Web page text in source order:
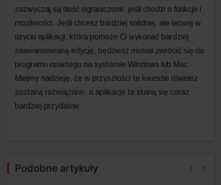
zazwyczaj są dość ograniczone, jeśli chodzi o funkcje i
możliwości. Jeśli chcesz bardziej solidnej, ale łatwej w
użyciu aplikacji, która pomoże Ci wykonać bardziej
zaawansowaną edycję, będziesz musiał zwrócić się do
programu opartego na systemie Windows lub Mac.
Miejmy nadzieję, że w przyszłości te kwestie również
zostaną rozwiązane, a aplikacje te staną się coraz
bardziej przydatne.
Podobne artykuły